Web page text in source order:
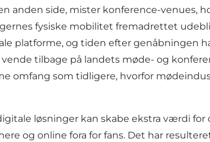
side, mister konference-venues,
fysiske mobilitet fremadrettet
platforme, og tiden efter genåbningen
tilbage på landets møde- og
omfang som tidligere, hvorfor
løsninger kan skabe ekstra værdi for
og online fora for fans. Det har